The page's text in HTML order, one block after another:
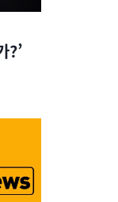
?’